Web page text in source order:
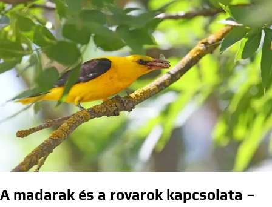
A madarak és a rovarok kapcsolata –